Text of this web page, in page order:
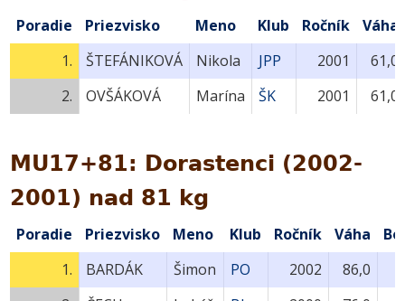
Poradie Priezvisko Meno Klub Ročník
Váha
1.
ŠTEFÁNIKOVÁ Nikola JPP 2001
61,0
2.
OVŠÁKOVÁ Marína ŠK 2001 61,0
MU17+81: Dorastenci (2002-
2001) nad 81 kg
Poradie Priezvisko Meno Klub Ročník Váha
1.
BARDÁK Šimon PO 2002
86,0